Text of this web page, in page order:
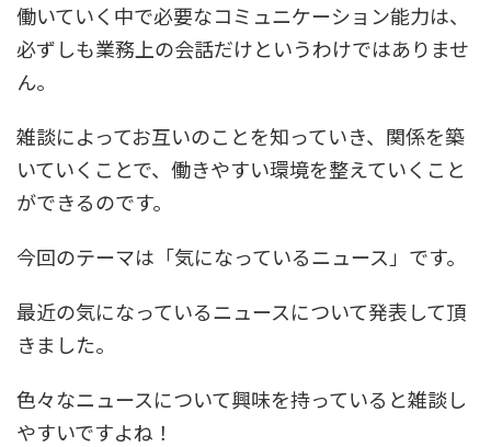
働いていく中で必要なコミュニケーション能力は、
必ずしも業務上の会話だけというわけではありませ
ん。
雑談によってお互いのことを知っていき、関係を築
いていくことで、働きやすい環境を整えていくこと
ができるのです。
今回のテーマは「気になっているニュース」です。
最近の気になっているニュースについて発表して頂
きました。
色々なニュースについて興味を持っていると雑談し
やすいですよね！